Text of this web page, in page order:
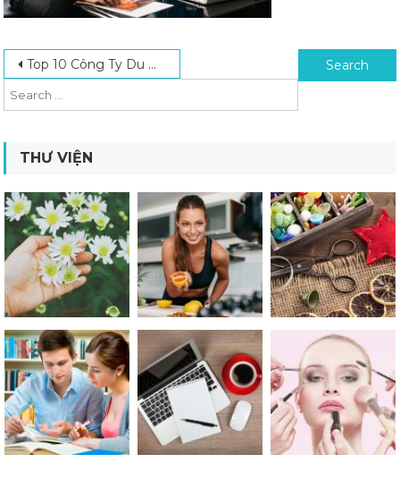
Post navigation
Top 10 Công Ty Du Học Hàn Quốc Uy Tín Tại Hà Nội 2023 Search for:
THƯ VIỆN